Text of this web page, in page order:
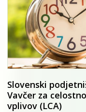
Slovenski
Vavčer za
vplivov (LCA)